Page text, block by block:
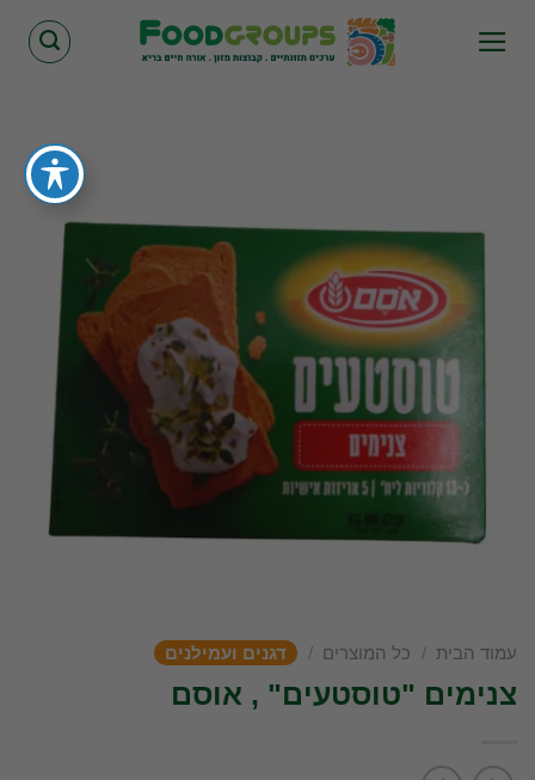
עמוד הבית / כל המוצרים / דגנים ועמילנים
צנימים "טוסטעים" , אוסם